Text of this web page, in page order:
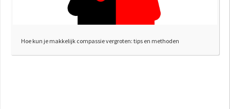
Hoe kun je makkelijk compassie vergroten: tips en methoden